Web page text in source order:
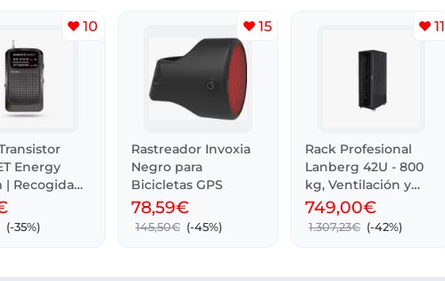
10
Energy
| Recogida
(-35%)
15
Rastreador Invoxia
Negro para
Bicicletas GPS
78,59€
145,50€ (-45%)
11
Rack Profesional
Lanberg 42U - 800
kg, Ventilación y
Cristal
749,00€
1.307,23€ (-42%)